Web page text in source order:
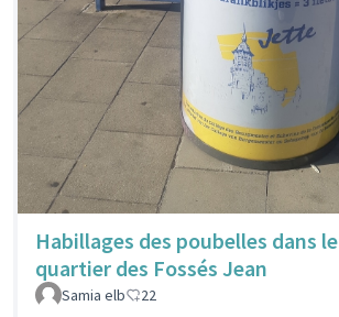
Habillages des poubelles dans le
quartier des Fossés Jean
Samia elb 22